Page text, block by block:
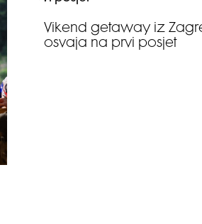
Vikend getaway iz
osvaja na prvi posjet